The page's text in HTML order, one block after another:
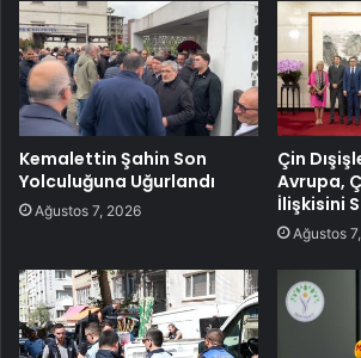
Kemalettin Şahin Son
Yolculuğuna Uğurlandı
Ağustos 7, 2026
Çin
Avrupa,
İlişkisini
Ağustos